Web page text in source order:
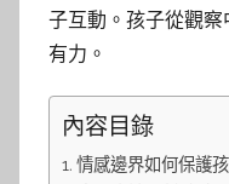
子互動。孩子從觀
有力。
內容目錄
情感邊界如何保護